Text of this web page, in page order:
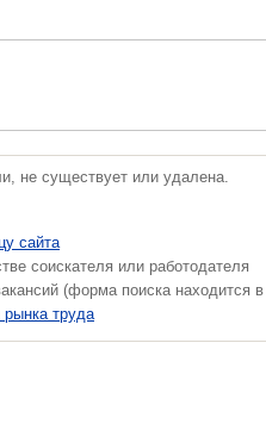
не существует или удалена.
сайта
соискателя или работодателя
(форма поиска находится
рынка труда